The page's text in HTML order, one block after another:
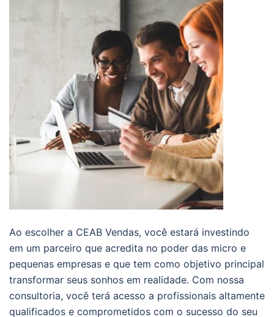
Ao escolher a CEAB Vendas, você estará investindo
em um parceiro que acredita no poder das micro e
pequenas empresas e que tem como objetivo principal
transformar seus sonhos em realidade. Com nossa
consultoria, você terá acesso a profissionais altamente
qualificados e comprometidos com o sucesso do seu